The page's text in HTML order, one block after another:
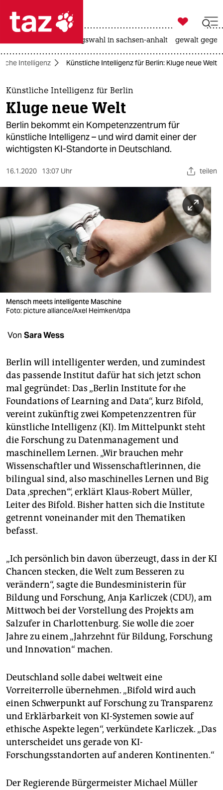
 taz zahl ich
taz zahl ich
themen
politik
öko
gesellschaft
sport
berlin
nord
verlag
verlag
veranstaltungen
fragen & hilfe
unterstützen
abo
genossenschaft
epaper login

taz zahl ich
landtagswahl in sachsen-anhalt gewalt
Intelligenz Künstliche Intelligenz für Berlin: Kluge neue Welt
Künstliche Intelligenz für Berlin
Kluge neue Welt
Berlin bekommt ein Kompetenzzentrum für
künstliche Intelligenz – und wird damit einer der
wichtigsten KI-Standorte in Deutschland.
16.1.2020 13:07 Uhr teilen
Mensch meets intelligente Maschine
Foto: picture alliance/Axel Heimken/dpa
Von Sara Wess
Berlin will intelligenter werden, und zumindest
das passende Institut dafür hat sich jetzt schon
mal gegründet: Das „Berlin Institute for ŧhe
Foundations of Learning and Data“, kurz Bifold,
vereint zukünftig zwei Kompetenzzentren für
künstliche Intelligenz (KI). Im Mittelpunkt steht
die Forschung zu Datenmanagement und
maschinellem Lernen. „Wir brauchen mehr
Wissenschaftler und Wissenschaftlerinnen, die
bilingual sind, also maschinelles Lernen und Big
Data ‚sprechen‘“, erklärt Klaus-Robert Müller,
Leiter des Bifold. Bisher hatten sich die Institute
getrennt voneinander mit den Thematiken
befasst.
„Ich persönlich bin davon überzeugt, dass in der KI
Chancen stecken, die Welt zum Besseren zu
verändern“, sagte die Bundesministerin für
Bildung und Forschung, Anja Karliczek (CDU), am
Mittwoch bei der Vorstellung des Projekts am
Salzufer in Charlottenburg. Sie wolle die 20er
Jahre zu einem „Jahrzehnt für Bildung, Forschung
und Innovation“ machen.
Deutschland solle dabei weltweit eine
Vorreiterrolle übernehmen. „Bifold wird auch
einen Schwerpunkt auf Forschung zu Transparenz
und Erklärbarkeit von KI-Systemen sowie auf
ethische Aspekte legen“, verkündete Karliczek. „Das
unterscheidet uns gerade von KI-
Forschungsstandorten auf anderen Kontinenten.“
Der Regierende Bürgermeister Michael Müller